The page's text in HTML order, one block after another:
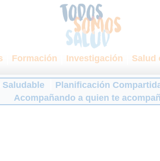
Formación Investigación Salud
Planificación
Acompañando a quien te